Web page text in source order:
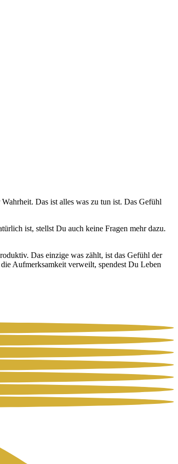
Das ist alles was zu tun ist. Das Gefühl
ist, stellst Du auch kei­ne Fra­gen mehr dazu.
Das ein­zi­ge was zählt, ist das Gefühl der
Auf­merk­sam­keit ver­weilt, spen­dest Du Leben